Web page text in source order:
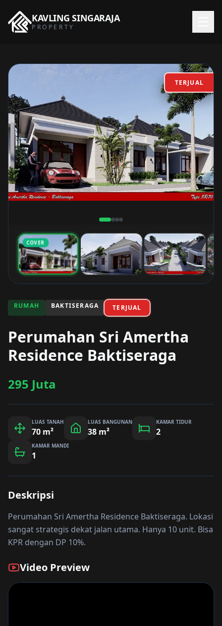
KAVLING SINGARAJA
PROPERTY
TERJUAL
COVER
RUMAH BAKTISERAGA TERJUAL
Perumahan Sri Amertha
Residence Baktiseraga
295 Juta
LUAS TANAH
70 m²
LUAS BANGUNAN
38 m²
KAMAR TIDUR
2
KAMAR MANDI
1
Deskripsi
Perumahan Sri Amertha Residence Baktiseraga. Lokasi
sangat strategis dekat jalan utama. Hanya 10 unit. Bisa
KPR dengan DP 10%.
Video Preview